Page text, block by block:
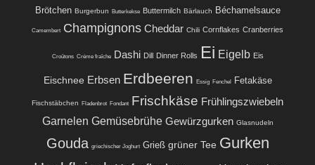
Brötchen Burgerbun Butterkekse Buttermilch Bärlauch Béchamelsauce
Camembert Champignons Cheddar Chili Cornflakes Cranberries
Croûtons Crème fraîche Dashi Dill Dinner Rolls Ei Eigelb Eis
Eischnee Erbsen Erdbeeren Essig Fenchel Fetakäse
Fischstäbchen Fladenbrot Fondant Frischkäse Frühlingszwiebeln
Garnelen Gemüsebrühe Gewürzgurken Glasnudeln
Gouda griechischer Joghurt Grieß grüner Tee Gurken